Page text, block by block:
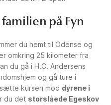
på Fyn
du nemt til Odense og
omkring 25 kilometer fra
du gå i H.C. Andersens
og gå ture i
kursen mod dyrene i
du det storslåede Egeskov